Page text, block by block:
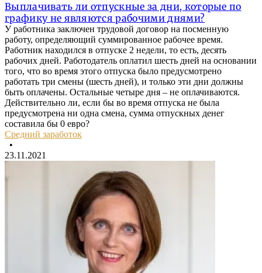
Выплачивать ли отпускные за дни, которые по
графику не являются рабочими днями?
У работника заключен трудовой договор на посменную
работу, определяющий суммированное рабочее время.
Работник находился в отпуске 2 недели, то есть, десять
рабочих дней. Работодатель оплатил шесть дней на основании
того, что во время этого отпуска было предусмотрено
работать три смены (шесть дней), и только эти дни должны
быть оплачены. Остальные четыре дня – не оплачиваются.
Действительно ли, если бы во время отпуска не была
предусмотрена ни одна смена, сумма отпускных денег
составила бы 0 евро?
Средний заработок
•
23.11.2021